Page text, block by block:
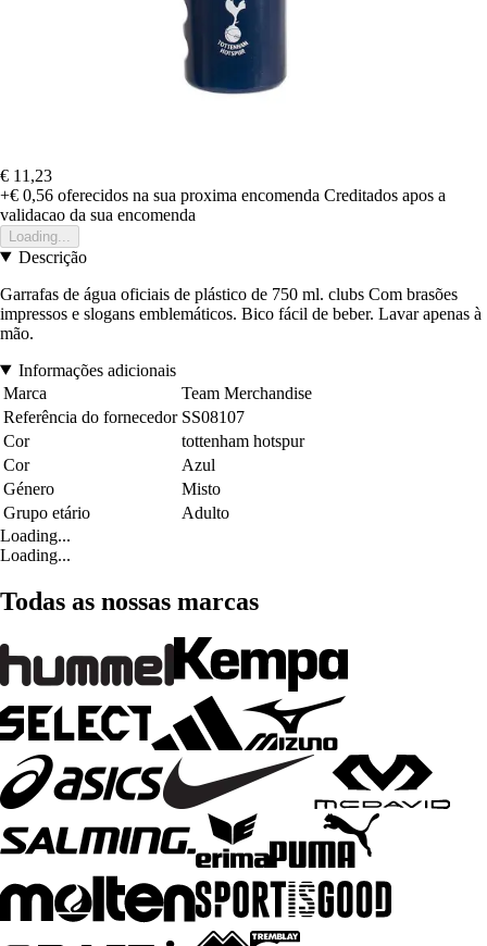
€ 11,23
+€ 0,56 oferecidos na sua proxima encomenda Creditados apos a
validacao da sua encomenda
Loading...
Descrição
Garrafas de água oficiais de plástico de 750 ml. clubs Com brasões
impressos e slogans emblemáticos. Bico fácil de beber. Lavar apenas à
mão.
Informações adicionais
Marca
Team Merchandise
Referência do fornecedor SS08107
Cor
tottenham hotspur
Cor
Azul
Género
Misto
Grupo etário
Adulto
Loading...
Loading...
Todas as nossas marcas